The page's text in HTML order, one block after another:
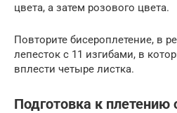
цвета, а затем розового цвета.
Повторите бисероплетение, в
лепесток с 11 изгибами, в
вплести четыре листка.
Подготовка к плетению